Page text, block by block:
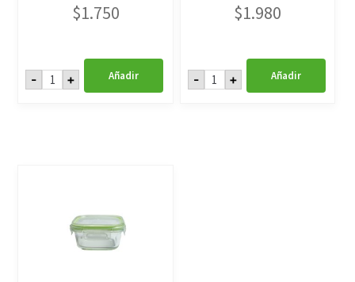
$1.750
- Hermético
Vidirio
Cuadrado
+ Añadir
$1.980
- Hermético
Vidrio + Añadir